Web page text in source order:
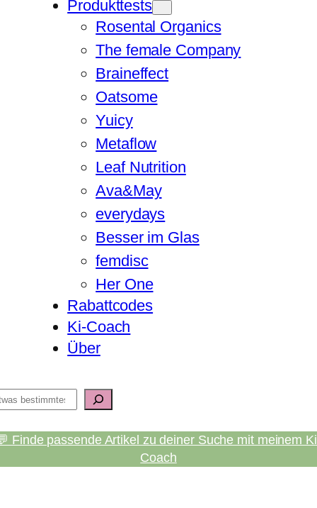
Produkttests
Rosental Organics
The female Company
Braineffect
Oatsome
Yuicy
Metaflow
Leaf Nutrition
Ava&May
everydays
Besser im Glas
femdisc
Her One
Rabattcodes
Ki-Coach
Über
Finde passende Artikel zu deiner Suche mit meinem
Coach